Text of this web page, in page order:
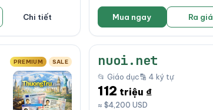
Chi tiết Mua ngay Ra giá
PREMIUM SALE nuoi.net
📂 Giáo dục🔡 4 ký tự
112 triệu ₫
≈ $4,200 USD